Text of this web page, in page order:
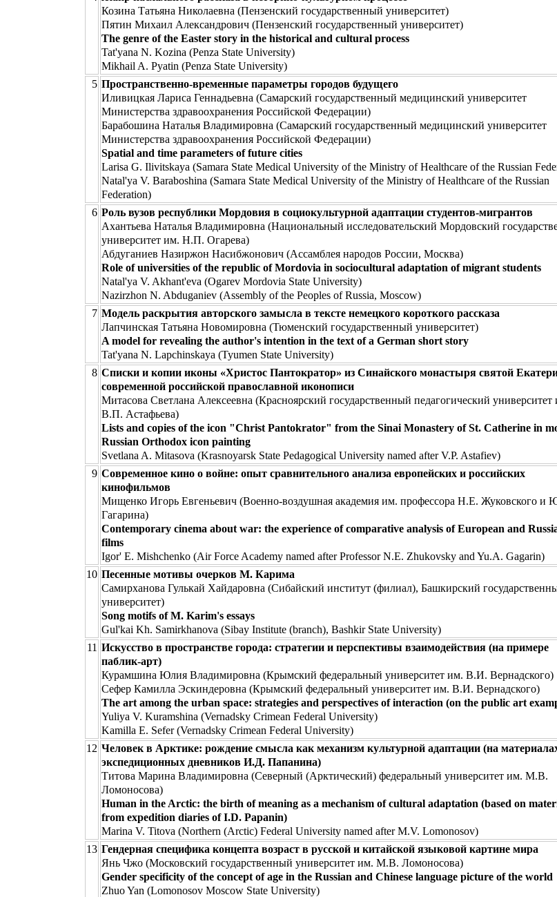
Козина Татьяна Николаевна (Пензенский государственный университет)
Пятин Михаил Александрович (Пензенский государственный университет)
The genre of the Easter story in the historical and cultural process
Tat'yana N. Kozina (Penza State University)
Mikhail A. Pyatin (Penza State University)
5 Пространственно-временные параметры городов будущего
Иливицкая Лариса Геннадьевна (Самарский государственный медицинский университет
Министерства здравоохранения Российской Федерации)
Барабошина Наталья Владимировна (Самарский государственный медицинский университет
Министерства здравоохранения Российской Федерации)
Spatial and time parameters of future cities
Larisa G. Ilivitskaya (Samara State Medical University of the Ministry of Healthcare of the Russian
Natal'ya V. Baraboshina (Samara State Medical University of the Ministry of Healthcare of the Russian
Federation)
6 Роль вузов республики Мордовия в социокультурной адаптации студентов-мигрантов
Ахантьева Наталья Владимировна (Национальный исследовательский Мордовский
университет им. Н.П. Огарева)
Абдуганиев Назиржон Насибжонович (Ассамблея народов России, Москва)
Role of universities of the republic of Mordovia in sociocultural adaptation of migrant students
Natal'ya V. Akhant'eva (Ogarev Mordovia State University)
Nazirzhon N. Abduganiev (Assembly of the Peoples of Russia, Moscow)
7 Модель раскрытия авторского замысла в тексте немецкого короткого рассказа
Лапчинская Татьяна Новомировна (Тюменский государственный университет)
A model for revealing the author's intention in the text of a German short story
Tat'yana N. Lapchinskaya (Tyumen State University)
8 Списки и копии иконы «Христос Пантократор» из Синайского монастыря святой
современной российской православной иконописи
Митасова Светлана Алексеевна (Красноярский государственный педагогический университет
В.П. Астафьева)
Lists and copies of the icon "Christ Pantokrator" from the Sinai Monastery of St. Catherine in
Russian Orthodox icon painting
Svetlana A. Mitasova (Krasnoyarsk State Pedagogical University named after V.P. Astafiev)
9 Современное кино о войне: опыт сравнительного анализа европейских и российских
кинофильмов
Мищенко Игорь Евгеньевич (Военно-воздушная академия им. профессора Н.Е. Жуковского и
Гагарина)
Contemporary cinema about war: the experience of comparative analysis of European and
films
Igor' E. Mishchenko (Air Force Academy named after Professor N.E. Zhukovsky and Yu.A. Gagarin)
10 Песенные мотивы очерков М. Карима
Самирханова Гулькай Хайдаровна (Сибайский институт (филиал), Башкирский
университет)
Song motifs of M. Karim's essays
Gul'kai Kh. Samirkhanova (Sibay Institute (branch), Bashkir State University)
11 Искусство в пространстве города: стратегии и перспективы взаимодействия (на примере
паблик-арт)
Курамшина Юлия Владимировна (Крымский федеральный университет им. В.И. Вернадского)
Сефер Камилла Эскиндеровна (Крымский федеральный университет им. В.И. Вернадского)
The art among the urban space: strategies and perspectives of interaction (on the public art
Yuliya V. Kuramshina (Vernadsky Сrimean Federal University)
Kamilla E. Sefer (Vernadsky Сrimean Federal University)
12 Человек в Арктике: рождение смысла как механизм культурной адаптации (на
экспедиционных дневников И.Д. Папанина)
Титова Марина Владимировна (Северный (Арктический) федеральный университет им. М.В.
Ломоносова)
Human in the Arctic: the birth of meaning as a mechanism of cultural adaptation (based on
from expedition diaries of I.D. Papanin)
Marina V. Titova (Northern (Arctic) Federal University named after M.V. Lomonosov)
13 Гендерная специфика концепта возраст в русской и китайской языковой картине мира
Янь Чжо (Московский государственный университет им. М.В. Ломоносова)
Gender specificity of the concept of age in the Russian and Chinese language picture of the world
Zhuo Yan (Lomonosov Moscow State University)